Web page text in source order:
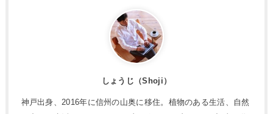
しょうじ（Shoji）
神戸出身、2016年に信州の山奥に移住。植物のある生活、自然